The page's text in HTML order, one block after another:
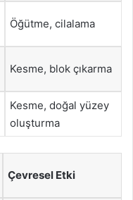
Öğütme, cilalama
Kesme, blok çıkarma
Kesme, doğal yüzey
oluşturma
Çevresel Etki